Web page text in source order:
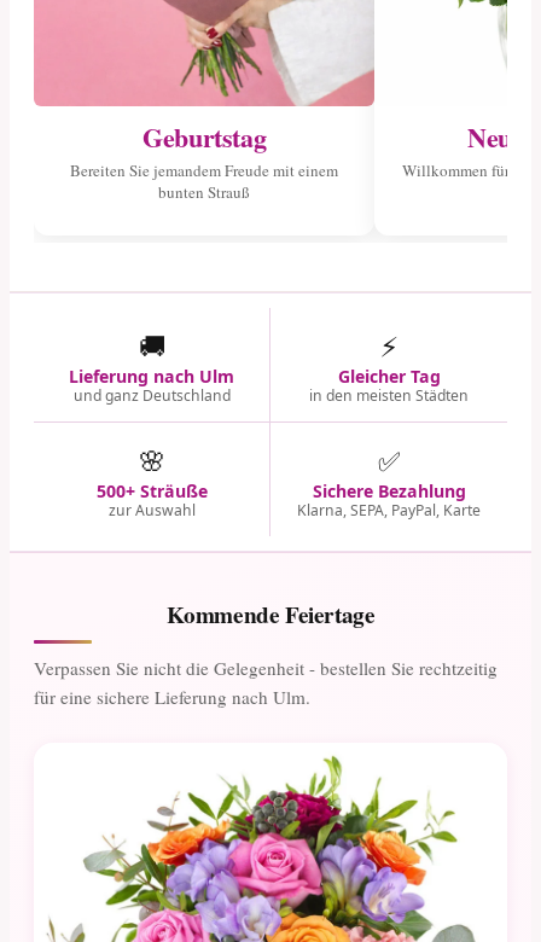
Geburtstag
Bereiten Sie jemandem Freude mit einem
bunten Strauß
Willkommen für
🚚
Lieferung nach Ulm
und ganz Deutschland
⚡
Gleicher Tag
in den meisten Städten
🌸
500+ Sträuße
zur Auswahl
✅
Sichere Bezahlung
Klarna, SEPA, PayPal, Karte
Kommende Feiertage
Verpassen Sie nicht die Gelegenheit - bestellen Sie rechtzeitig
für eine sichere Lieferung nach Ulm.